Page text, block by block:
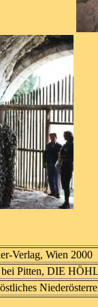
Verlag, Wien 2000
Pitten, DIE